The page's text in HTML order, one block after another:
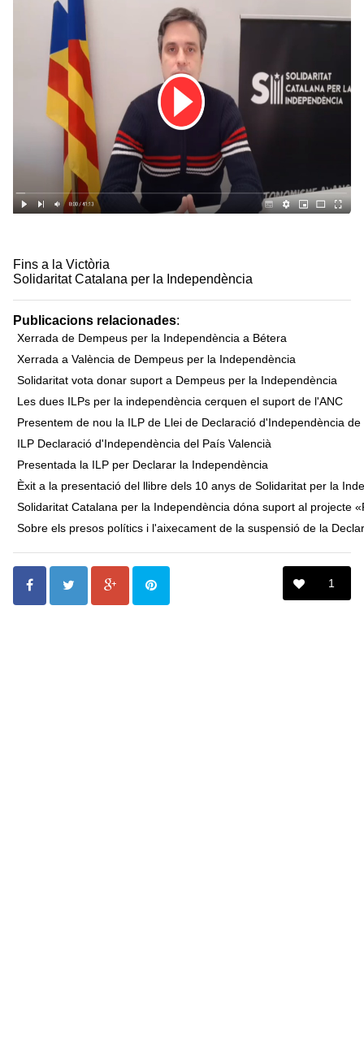
Fins a la Victòria
Solidaritat Catalana per la Independència
Publicacions relacionades:
Xerrada de Dempeus per la Independència a Bétera
Xerrada a València de Dempeus per la Independència
Solidaritat vota donar suport a Dempeus per la Independència
Les dues ILPs per la independència cerquen el suport de l'ANC
Presentem de nou la ILP de Llei de Declaració d'Independència de
ILP Declaració d'Independència del País Valencià
Presentada la ILP per Declarar la Independència
Èxit a la presentació del llibre dels 10 anys de Solidaritat per la
Solidaritat Catalana per la Independència dóna suport al projecte
Sobre els presos polítics i l'aixecament de la suspensió de la
1